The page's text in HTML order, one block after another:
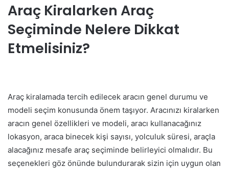
Araç Kiralarken Araç
Seçiminde Nelere Dikkat
Etmelisiniz?
Araç kiralamada tercih edilecek aracın genel durumu ve
modeli seçim konusunda önem taşıyor. Aracınızı kiralarken
aracın genel özellikleri ve modeli, aracı kullanacağınız
lokasyon, araca binecek kişi sayısı, yolculuk süresi, araçla
alacağınız mesafe araç seçiminde belirleyici olmalıdır. Bu
seçenekleri göz önünde bulundurarak sizin için uygun olan